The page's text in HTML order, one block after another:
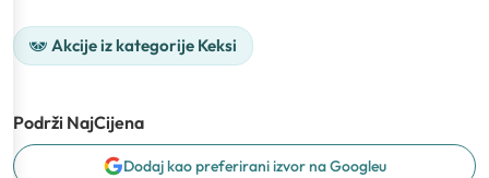
Akcije iz kategorije Keksi
Podrži NajCijena
Dodaj kao preferirani izvor na Googleu